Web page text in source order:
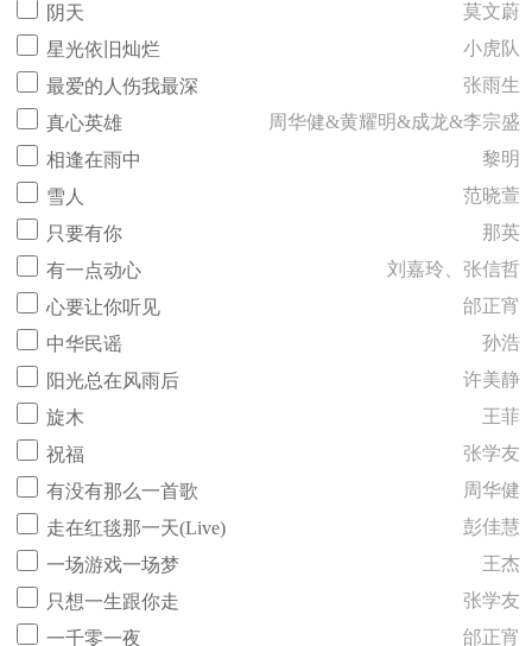
阴天
莫文蔚
星光依旧灿烂
小虎队
最爱的人伤我最深
张雨生
真心英雄
周华健&黄耀明&成龙&李宗盛
相逢在雨中
黎明
雪人
范晓萱
只要有你
那英
有一点动心
刘嘉玲、张信哲
心要让你听见
邰正宵
中华民谣
孙浩
阳光总在风雨后
许美静
旋木
王菲
祝福
张学友
有没有那么一首歌
周华健
走在红毯那一天(Live)
彭佳慧
一场游戏一场梦
王杰
只想一生跟你走
张学友
一千零一夜
邰正宵